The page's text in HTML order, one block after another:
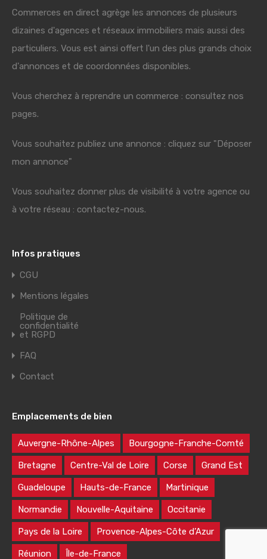
Commerces en direct agrège les annonces de plusieurs
dizaines d'agences et réseaux immobiliers mais aussi des
particuliers. Vous est ainsi offert l'un des plus grands choix
d'annonces et de coordonnées disponibles.
Vous cherchez à reprendre un commerce : consultez nos
pages.
Vous souhaitez publiez une annonce : cliquez sur "Déposer
mon annonce"
Vous souhaitez donner plus de visibilité à votre agence ou
à votre réseau : contactez-nous.
Infos pratiques
CGU
Mentions légales
Politique de
confidentialité
et RGPD
FAQ
Contact
Emplacements de bien
Auvergne-Rhône-Alpes Bourgogne-Franche-Comté
Bretagne Centre-Val de Loire Corse Grand Est
Guadeloupe Hauts-de-France Martinique
Normandie Nouvelle-Aquitaine Occitanie
Pays de la Loire Provence-Alpes-Côte d’Azur
Réunion Île-de-France